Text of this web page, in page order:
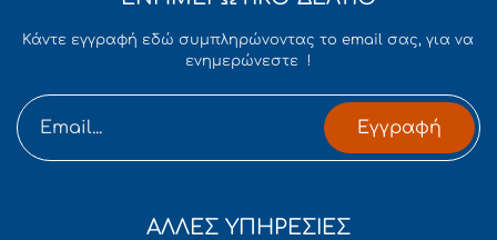
Κάντε εγγραφή εδώ συμπληρώνοντας το email σας, για να
ενημερώνεστε !
Εγγραφή
ΑΛΛΕΣ ΥΠΗΡΕΣΙΕΣ